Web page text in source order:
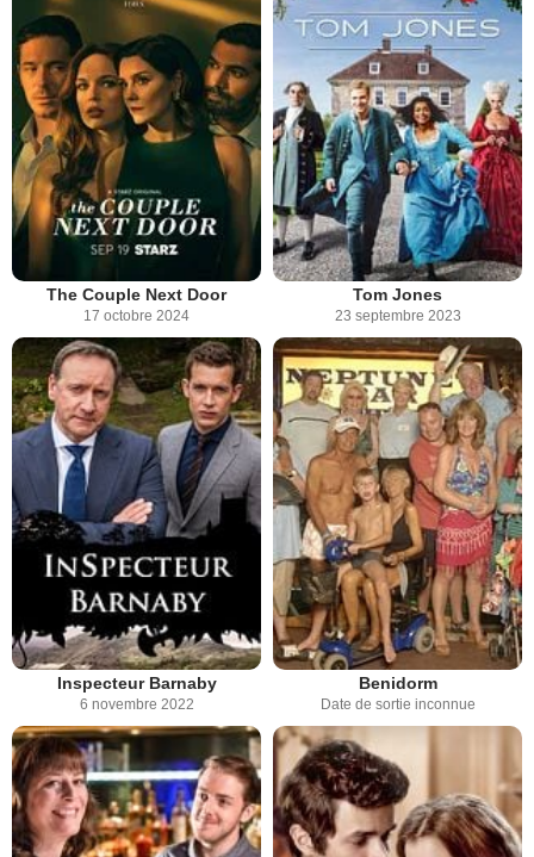
The Couple Next Door
17 octobre 2024
Tom Jones
23 septembre 2023
Inspecteur Barnaby
6 novembre 2022
Benidorm
Date de sortie inconnue